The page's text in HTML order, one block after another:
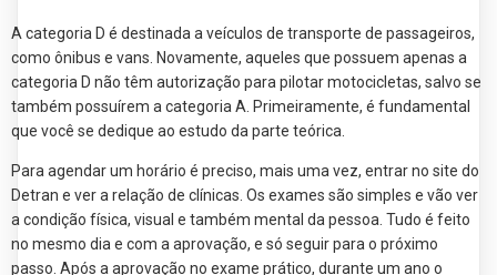
A categoria D é destinada a veículos de transporte de passageiros,
como ônibus e vans. Novamente, aqueles que possuem apenas a
categoria D não têm autorização para pilotar motocicletas, salvo se
também possuírem a categoria A. Primeiramente, é fundamental
que você se dedique ao estudo da parte teórica.
Para agendar um horário é preciso, mais uma vez, entrar no site do
Detran e ver a relação de clínicas. Os exames são simples e vão ver
a condição física, visual e também mental da pessoa. Tudo é feito
no mesmo dia e com a aprovação, e só seguir para o próximo
passo. Após a aprovação no exame prático, durante um ano o